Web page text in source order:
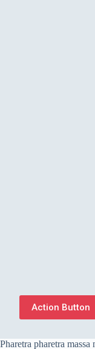
Action Button
Pharetra pharetra